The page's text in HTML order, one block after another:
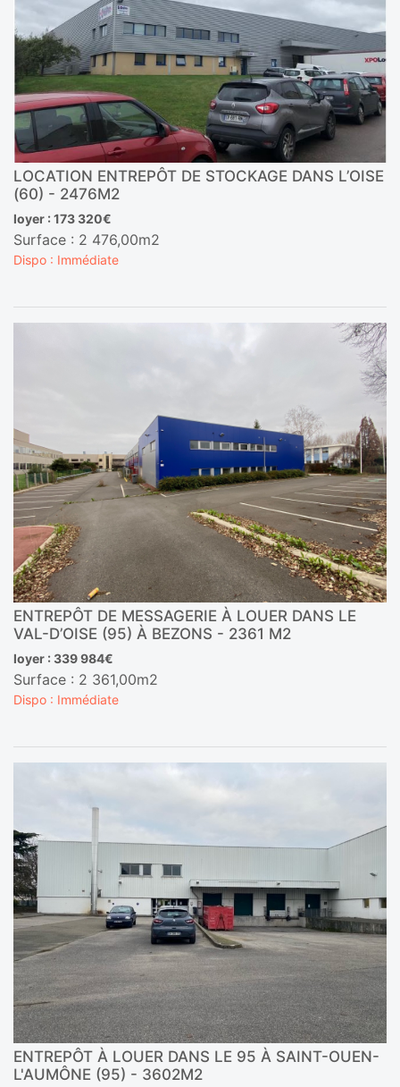
LOCATION ENTREPÔT DE STOCKAGE DANS L’OISE
(60) - 2476M2
loyer : 173 320€
Surface : 2 476,00m2
Dispo : Immédiate
ENTREPÔT DE MESSAGERIE À LOUER DANS LE
VAL-D’OISE (95) À BEZONS - 2361 M2
loyer : 339 984€
Surface : 2 361,00m2
Dispo : Immédiate
ENTREPÔT À LOUER DANS LE 95 À SAINT-OUEN-
L'AUMÔNE (95) - 3602M2